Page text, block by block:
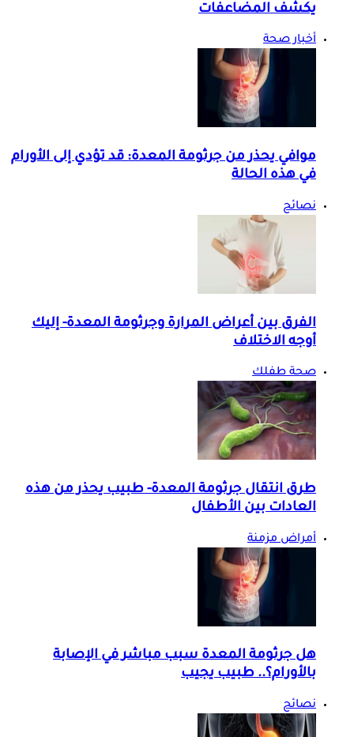
يكشف المضاعفات
أخبار صحة
موافي يحذر من جرثومة المعدة: قد تؤدي إلى الأورام
في هذه الحالة
نصائح
الفرق بين أعراض المرارة وجرثومة المعدة- إليك
أوجه الاختلاف
صحة طفلك
طرق انتقال جرثومة المعدة- طبيب يحذر من هذه
العادات بين الأطفال
أمراض مزمنة
هل جرثومة المعدة سبب مباشر في الإصابة
بالأورام؟.. طبيب يجيب
نصائح